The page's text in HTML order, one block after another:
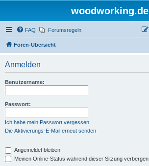
woodworking.de
FAQ Forumsregeln
Foren-Übersicht
Anmelden
Benutzername:
Passwort:
Ich habe mein Passwort vergessen
Die Aktivierungs-E-Mail erneut senden
Angemeldet bleiben
Meinen Online-Status während dieser Sitzung verbergen